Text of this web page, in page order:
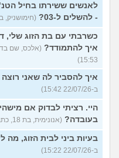
לאנשים ששירתו בחיל
- להשלים ל-03?
(חימושניק, בן 19, כתב ב-22/07/26
כשרבתי עם בת הזוג שלי,
איך להתמודד?
15:53)
איך להסביר לה שאני
ב-22/07/26 15:42)
היי. רציתי לבדוק אם
בעובדה? (אנונימית, בת 18, כתבה ב-22/07/26 15:31)
בעיות ביני לבית הזוג, מה
ב-22/07/26 15:22)